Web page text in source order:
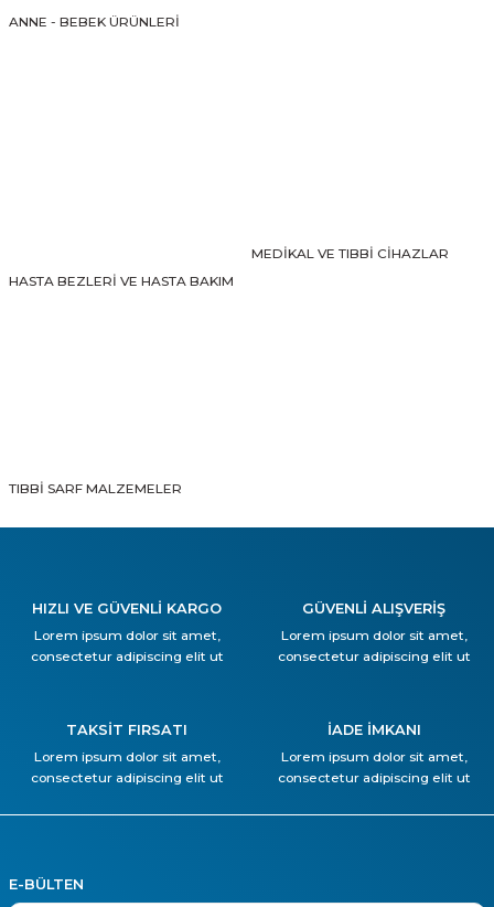
Bu ürüne benzer farklı alternatifler olmalı.
ANNE - BEBEK ÜRÜNLERİ
HASTA BEZLERİ VE HASTA BAKIM
MEDİKAL VE TIBBİ CİHAZLAR
TIBBİ SARF MALZEMELER
HIZLI VE GÜVENLİ KARGO
Lorem ipsum dolor sit amet,
consectetur adipiscing elit ut
GÜVENLİ ALIŞVERİŞ
Lorem ipsum dolor sit amet,
consectetur adipiscing elit ut
TAKSİT FIRSATI
Lorem ipsum dolor sit amet,
consectetur adipiscing elit ut
İADE İMKANI
Lorem ipsum dolor sit amet,
consectetur adipiscing elit ut
E-BÜLTEN